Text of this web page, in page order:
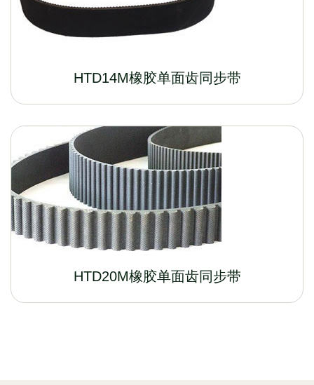
HTD14M橡胶单面齿同步带
HTD20M橡胶单面齿同步带